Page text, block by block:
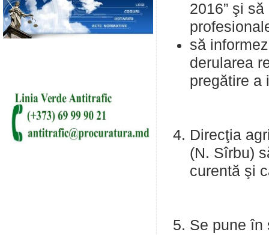
2016” şi
să
derularea
pregătire a
Direcţia
(N. Sîrbu)
curentă şi
Se pune în